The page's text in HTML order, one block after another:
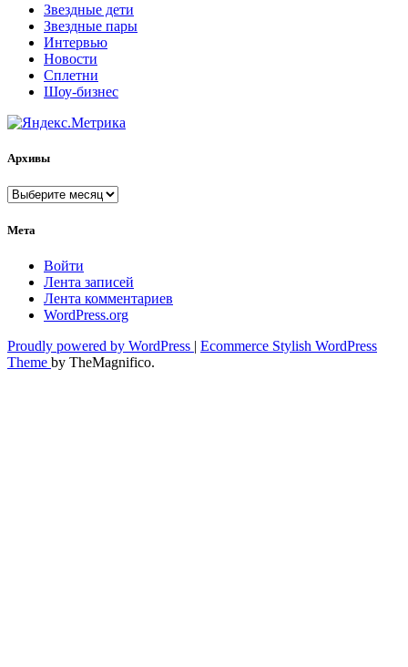
Звездные дети
Звездные пары
Интервью
Новости
Сплетни
Шоу-бизнес
Архивы
Архивы
Мета
Войти
Лента записей
Лента комментариев
WordPress.org
Proudly powered by WordPress | Ecommerce Stylish WordPress
Theme by TheMagnifico.